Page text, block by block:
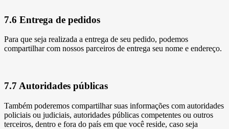
7.6 Entrega de pedidos
Para que seja realizada a entrega de seu pedido, podemos
compartilhar com nossos parceiros de entrega seu nome e endereço.
7.7 Autoridades públicas
Também poderemos compartilhar suas informações com autoridades
policiais ou judiciais, autoridades públicas competentes ou outros
terceiros, dentro e fora do país em que você reside, caso seja